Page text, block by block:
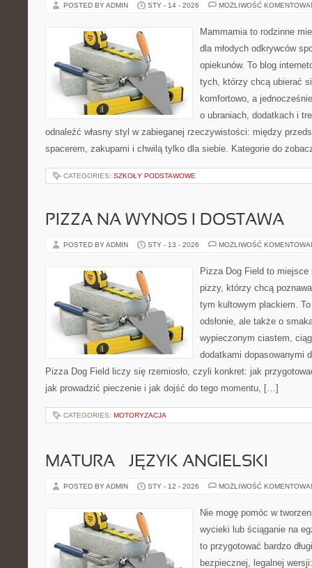
POSTED BY ADMIN STY - 14 - 2026 MOŻLIWOŚĆ
Mammamia to rodzinne
dla młodych odkrywców
opiekunów. To blog
tych, którzy chcą ubierać
komfortowo, a
o ubraniach, dodatkach i
odnaleźć własny styl w zabieganej rzeczywistości: między
spacerem, zakupami i chwilą tylko dla siebie. Kategorie do
CATEGORIES: SZKOŁY PODSTAWOWE
PIZZA NA WYNOS I DOSTAWA
POSTED BY ADMIN STY - 13 - 2026 MOŻLIWOŚĆ
Pizza Dog Field to miejsce
pizzy, którzy chcą
tym kultowym plackiem.
odsłonie, ale także o
wypieczonym ciastem,
dodatkami dopasowanymi
Pizza Dog Field liczy się rzemiosło, czyli konkret: jak
jak prowadzić pieczenie i jak dojść do tego momentu, […]
CATEGORIES: MOTORYZACJA
MATURA – JĘZYK ANGIELSKI
POSTED BY ADMIN STY - 12 - 2026 MOŻLIWOŚĆ
Nie mogę pomóc w
wycieki lub ściąganie na
to przygotować bardzo
bezpiecznej, legalnej